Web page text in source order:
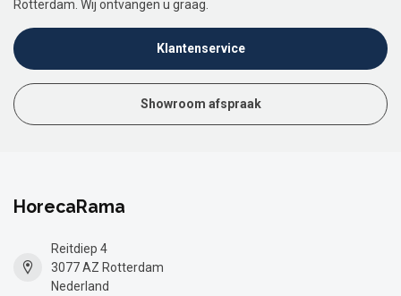
Rotterdam. Wij ontvangen u graag.
Klantenservice
Showroom afspraak
HorecaRama
Reitdiep 4
3077 AZ Rotterdam
Nederland